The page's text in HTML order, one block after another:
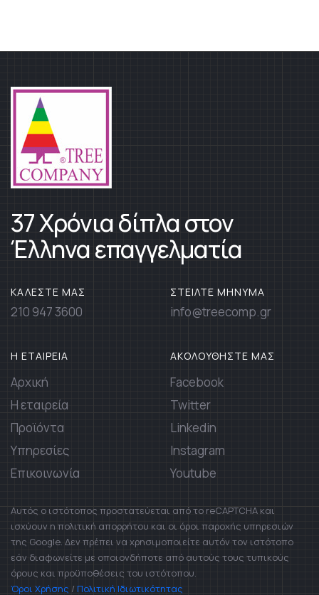
37 Χρόνια δίπλα στον
Έλληνα επαγγελματία
ΚΑΛΕΣΤΕ ΜΑΣ
210 947 3600
ΣΤΕΙΛΤΕ ΜΗΝΥΜΑ
info@treecomp.gr
Η ΕΤΑΙΡΕΙΑ
Αρχική
Η εταιρεία
Προϊόντα
Υπηρεσίες
Επικοινωνία
ΑΚΟΛΟΥΘΗΣΤΕ ΜΑΣ
Facebook
Twitter
Linkedin
Instagram
Youtube
Αυτός ο ιστότοπος προστατεύεται από το reCAPTCHA και
ισχύουν η πολιτική απορρήτου και οι όροι παροχής υπηρεσιών
της Google. Δεν πρέπει να χρησιμοποιείτε αυτόν τον ιστότοπο
εάν διαφωνείτε με οποιονδήποτε από αυτούς τους τυπικούς
όρους και προϋποθέσεις του ιστότοπου.
Όροι Χρήσης / Πολιτική Ιδιωτικότητας